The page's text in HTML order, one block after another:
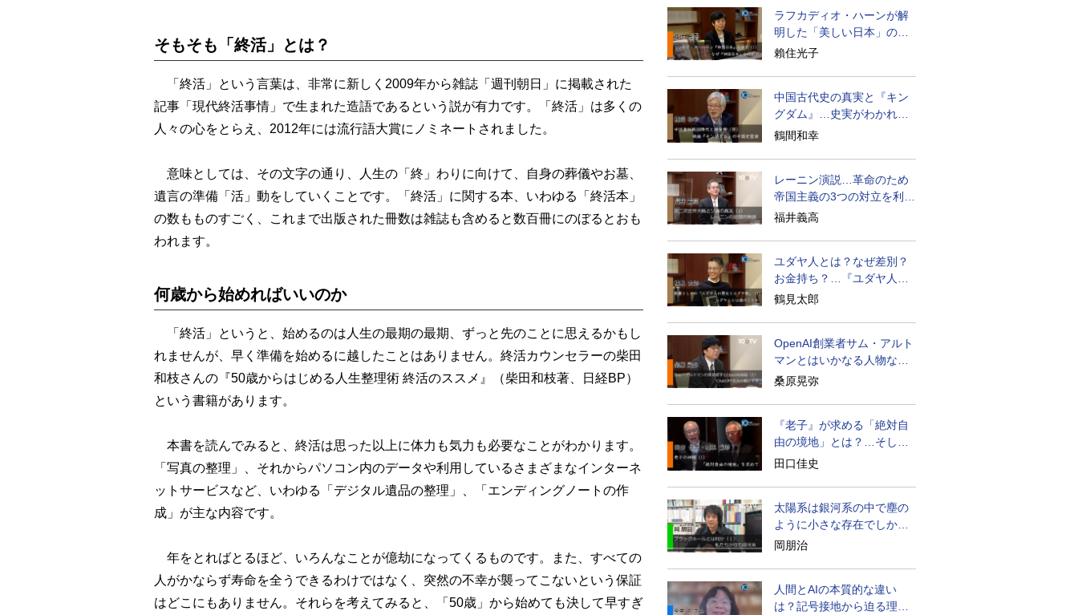
そもそも「終活」とは？
「終活」という言葉は、非常に新しく2009年から雑誌「週刊朝日」に掲載された
記事「現代終活事情」で生まれた造語であるという説が有力です。「終活」は多くの
人々の心をとらえ、2012年には流行語大賞にノミネートされました。
意味としては、その文字の通り、人生の「終」わりに向けて、自身の葬儀やお墓、
遺言の準備「活」動をしていくことです。「終活」に関する本、いわゆる「終活本」
の数もものすごく、これまで出版された冊数は雑誌も含めると数百冊にのぼるとおも
われます。
何歳から始めればいいのか
「終活」というと、始めるのは人生の最期の最期、ずっと先のことに思えるかもし
れませんが、早く準備を始めるに越したことはありません。終活カウンセラーの柴田
和枝さんの『50歳からはじめる人生整理術 終活のススメ』（柴田和枝著、日経BP）
という書籍があります。
本書を読んでみると、終活は思った以上に体力も気力も必要なことがわかります。
「写真の整理」、それからパソコン内のデータや利用しているさまざまなインターネ
ットサービスなど、いわゆる「デジタル遺品の整理」、「エンディングノートの作
成」が主な内容です。
年をとればとるほど、いろんなことが億劫になってくるものです。また、すべての
人がかならず寿命を全うできるわけではなく、突然の不幸が襲ってこないという保証
はどこにもありません。それらを考えてみると、「50歳」から始めても決して早すぎ
ラフカディオ・ハーンが解
明した「美しい日本」の秘
密と未来
賴住光子
中国古代史の真実と『キン
グダム』…史実がわかれば
物語はもっと面白い
鶴間和幸
レーニン演説…革命のため
帝国主義の3つの対立を利用
せよ
福井義高
ユダヤ人とは？なぜ差別？
お金持ち？…『ユダヤ人の
歴史』に学ぶ
鶴見太郎
OpenAI創業者サム・アルト
マンとはいかなる人物なの
か
桑原晃弥
『老子』が求める「絶対自
由の境地」とは？…そして
創造長寿へ
田口佳史
太陽系は銀河系の中で塵の
ように小さな存在でしかな
い
岡朋治
人間とAIの本質的な違い
は？記号接地から迫る理解